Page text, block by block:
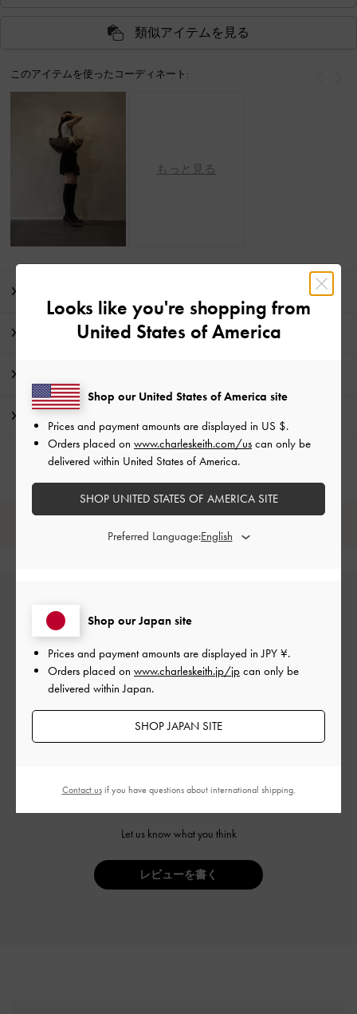
類似アイテムを見る
このアイテムを使ったコーディネート:
もっと見る
商品詳細 / お手入れ方法
配送 & 返品
ご感想をお聞かせください
Let us know what you think
レビューを書く
Looks like you're shopping from
United States of America
Shop our Japan site
Prices and payment amounts are displayed inJPY ¥.
Orders placed on www.charleskeith.jp/jp can only be
delivered within Japan.
SHOP JAPAN SITE
Shop our United States of America site
Prices and payment amounts are displayed in US $.
Orders placed on www.charleskeith.com/us can only be
delivered within United States of America.
SHOP UNITED STATES OF AMERICA SITE
Preferred Language:
Contact usif you have questions about international shipping.